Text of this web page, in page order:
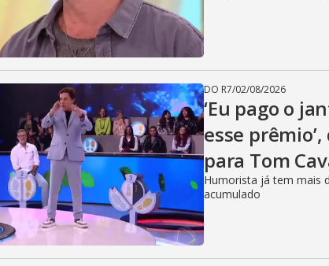
DO R7/02/08/2026
‘Eu pago o
esse
para Tom
Humorista já tem mais
acumulado